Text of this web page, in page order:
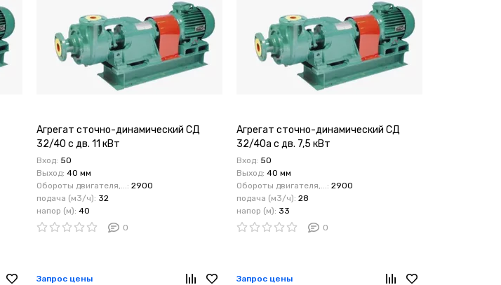
Агрегат сточно-динамический СД
32/40 с дв. 11 кВт
Вход: 50
Выход: 40 мм
Обороты двигателя,...: 2900
подача (м3/ч): 32
напор (м): 40
0
Запрос цены
Агрегат сточно-динамический СД
32/40а с дв. 7,5 кВт
Вход: 50
Выход: 40 мм
Обороты двигателя,...: 2900
подача (м3/ч): 28
напор (м): 33
0
Запрос цены